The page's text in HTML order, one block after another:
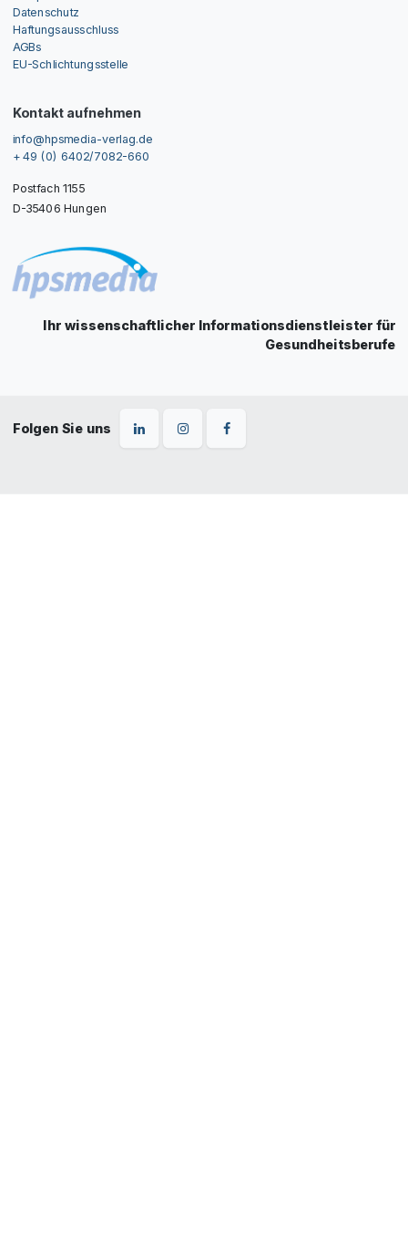
Datenschutz
Haftungsausschluss
AGBs
EU-Schlichtungsstelle
Kontakt aufnehmen
info@hpsmedia-verlag.de
+ 49 (0) 6402/7082-660
Postfach 1155
D-35406 Hungen
Ihr wissenschaftlicher Informationsdienstleister für
Gesundheitsberufe
Folgen Sie uns